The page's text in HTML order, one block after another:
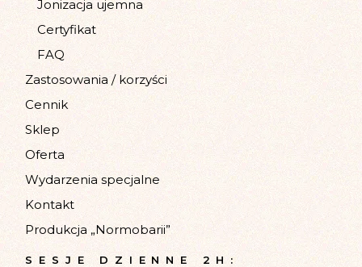
Jonizacja ujemna
Certyfikat
FAQ
Zastosowania / korzyści
Cennik
Sklep
Oferta
Wydarzenia specjalne
Kontakt
Produkcja „Normobarii”
SESJE DZIENNE 2H: